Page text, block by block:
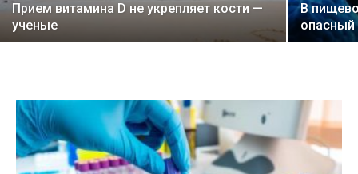
Прием витамина D не укрепляет кости —
ученые
В
опасный